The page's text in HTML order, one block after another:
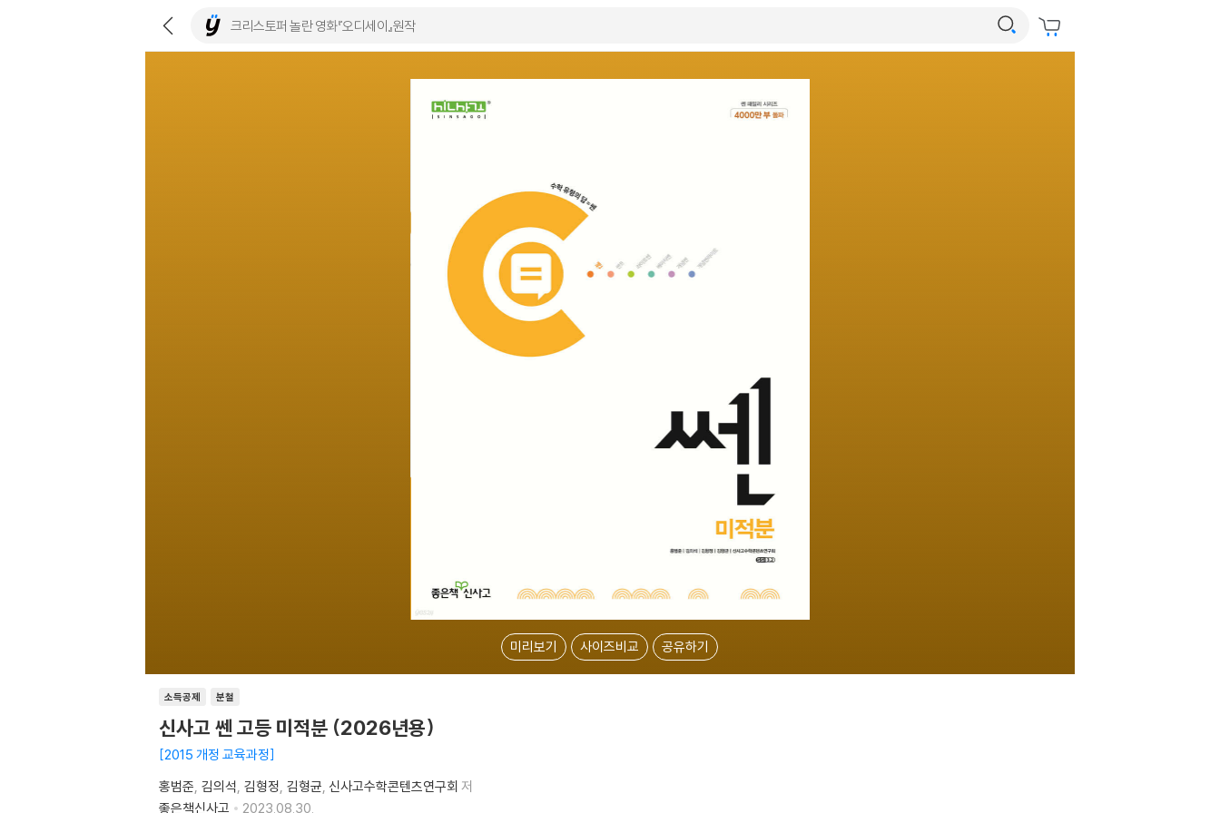
미리보기 사이즈비교 공유하기
소득공제 분철
신사고 쎈 고등 미적분 (2026년용)
2015 개정 교육과정
홍범준 김의석 김형정 김형균 신사고수학콘텐츠연구회 저
좋은책신사고
2023.08.30.